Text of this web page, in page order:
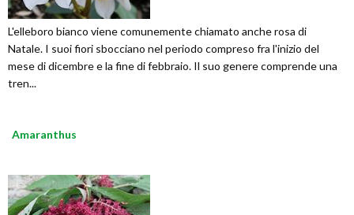
L'elleboro bianco viene comunemente chiamato anche rosa di
Natale. I suoi fiori sbocciano nel periodo compreso fra l'inizio del
mese di dicembre e la fine di febbraio. Il suo genere comprende una
tren...
Amaranthus